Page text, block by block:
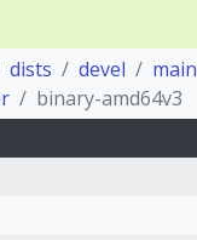
dists devel
main
binary-amd64v3